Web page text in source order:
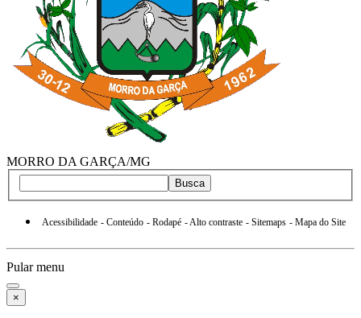
MORRO DA GARÇA/MG
Busca
Acessibilidade - Conteúdo - Rodapé - Alto contraste - Sitemaps - Mapa do Site
Pular menu
×